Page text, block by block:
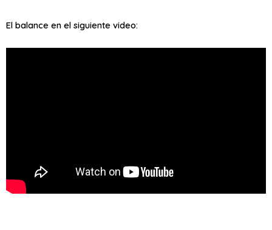
El balance en el siguiente video: